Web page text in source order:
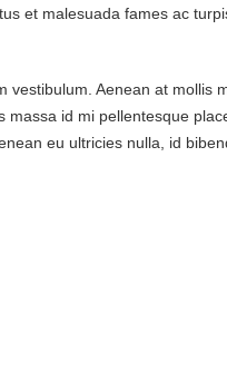
et malesuada fames ac
vestibulum. Aenean at
id mi pellentesque
eu ultricies nulla, id